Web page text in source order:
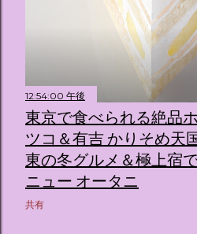
12:54:00 午後
東京で食べられる絶品
ツコ＆有吉 かりそめ天
東の冬グルメ＆極上宿
ニュー オータニ
共有